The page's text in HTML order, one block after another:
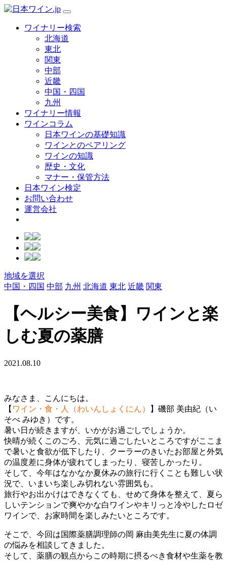
ワイナリー検索
北海道
東北
関東
中部
近畿
中国・四国
九州
ワイナリー情報
ワインコラム
日本ワインの基礎知識
ワインとのペアリング
ワインの知識
歴史・文化
マナー・保管方法
日本ワイン検定
お問い合わせ
運営会社
地域を選択
中国・四国 中部 九州 北海道 東北 近畿 関東
【ヘルシー美食】ワインと楽
しむ夏の薬膳
2021.08.10
みなさま、こんにちは。
【 ワイン・食・人（わいんしょくにん）
】磯部 美由紀（い
そべ みゆき）です。
暑い日が続きますが、いかがお過ごしでしょうか。
快晴が続くこのごろ、元気に過ごしたいところですがここま
で暑いと食欲が低下したり、クーラーのきいたお部屋と外気
の温度差に身体が疲れてしまったり、寝苦しかったり。
そして、今年はなかなか夏休みの旅行に行くことも難しい状
況で、いまいち楽しみ切れない雰囲気も。
旅行やお出かけはできなくても、せめて身体を整えて、夏ら
しいテンションで爽やかな白ワインやキリっと冷やしたロゼ
ワインで、お家時間を楽しみたいところです。
そこで、今回は国際薬膳調理師の岡 麻由美先生に夏の体調
の悩みを相談してきました。
そして、薬膳の観点からこの時期に摂るべき食材や生薬を教